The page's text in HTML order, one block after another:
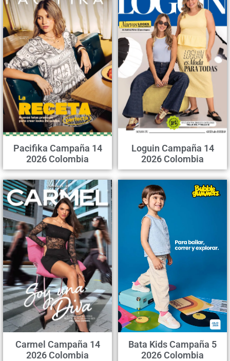
Pacifika Campaña 14
2026 Colombia
Loguin Campaña 14
2026 Colombia
Carmel Campaña 14
2026 Colombia
Bata Kids Campaña 5
2026 Colombia